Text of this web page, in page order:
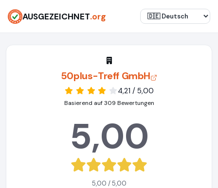
AUSGEZEICHNET.org
50plus-Treff GmbH
4,21 / 5,00
Basierend auf 309 Bewertungen
5,00
5,00 / 5,00